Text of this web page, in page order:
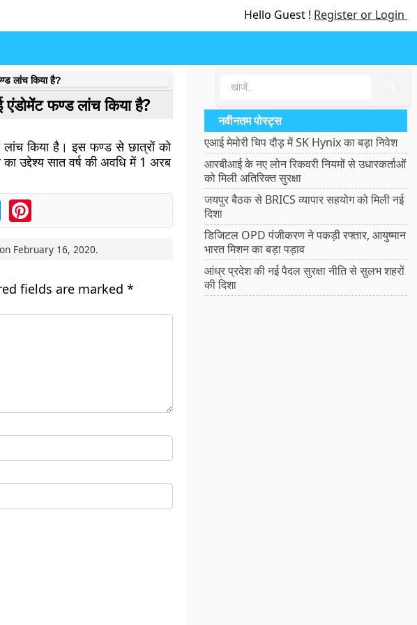
Hello Guest ! Register or Login
लांच किया है?
फण्ड लांच किया है?
किया है। इस फण्ड से छात्रों को
उद्देश्य सात वर्ष की अवधि में 1 अरब
MessengerPinterest
February 16, 2020.
fields are marked *
नवीनतम पोस्ट्स
एआई मेमोरी चिप दौड़ में SK Hynix का बड़ा निवेश
आरबीआई के नए लोन रिकवरी नियमों से उधारकर्ताओं
को मिली अतिरिक्त सुरक्षा
जयपुर बैठक से BRICS व्यापार सहयोग को मिली नई
दिशा
डिजिटल OPD पंजीकरण ने पकड़ी रफ्तार, आयुष्मान
भारत मिशन का बड़ा पड़ाव
आंध्र प्रदेश की नई पैदल सुरक्षा नीति से सुलभ शहरों
की दिशा